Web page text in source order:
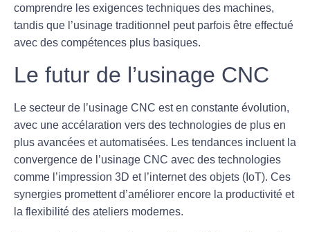
comprendre les exigences techniques des machines,
tandis que l’usinage traditionnel peut parfois être effectué
avec des compétences plus basiques.
Le futur de l’usinage CNC
Le secteur de l’usinage CNC est en constante évolution,
avec une accélaration vers des technologies de plus en
plus avancées et automatisées. Les tendances incluent la
convergence de l’usinage CNC avec des technologies
comme l’impression 3D et l’internet des objets (IoT). Ces
synergies promettent d’améliorer encore la productivité et
la flexibilité des ateliers modernes.